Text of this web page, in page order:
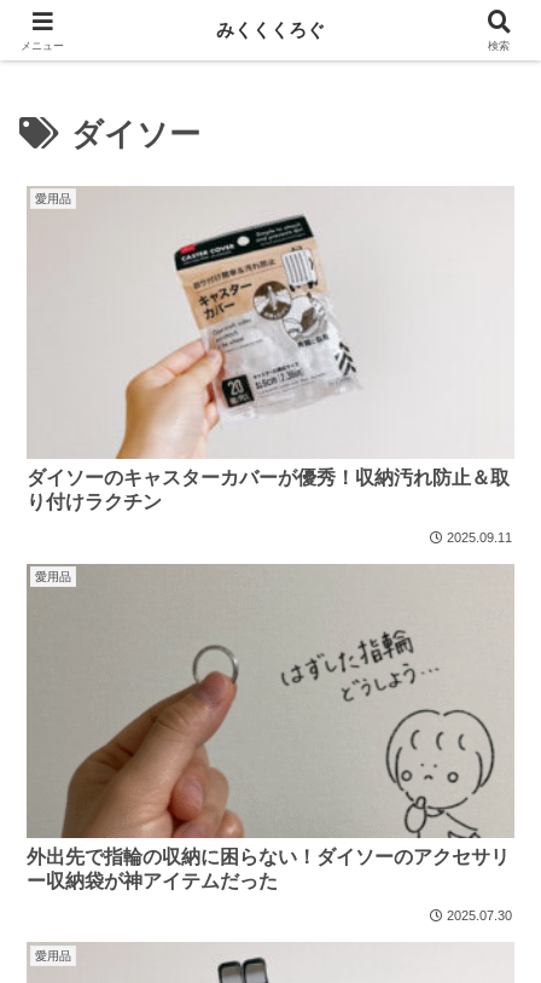
新しい記事はnoteに投稿しています！
ダイソー
愛用品
ダイソーのキャスターカバーが優秀！収納汚れ防止＆取
り付けラクチン
2025.09.11
愛用品
外出先で指輪の収納に困らない！ダイソーのアクセサリ
ー収納袋が神アイテムだった
2025.07.30
愛用品
メニュー
みくくくろぐ
検索